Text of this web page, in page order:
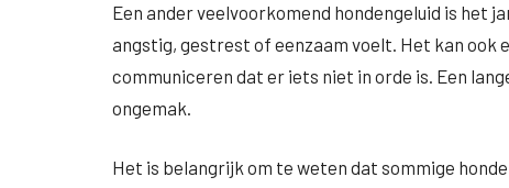
Een ander veelvoorkomend hondengeluid is het
angstig, gestrest of eenzaam voelt. Het kan ook
communiceren dat er iets niet in orde is. Een
ongemak.
Het is belangrijk om te weten dat sommige